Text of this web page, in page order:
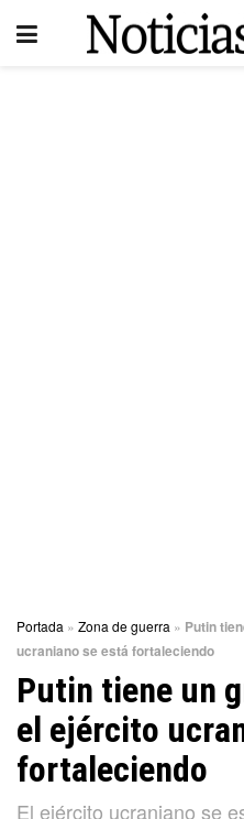
Portada » Zona de guerra » Putin
ucraniano se está fortaleciendo
Putin tiene un
el ejército
fortaleciendo
El ejército ucraniano se